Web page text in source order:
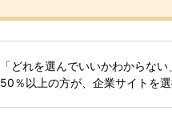
「どれを選んでいいかわからな
50％以上の方が、企業サイトを選